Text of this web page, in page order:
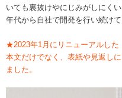
いても裏抜けやにじみがしにく
年代から自社で開発を行い続け
★2023年1月にリニューアルした
本文だけでなく、表紙や見返し
ました。